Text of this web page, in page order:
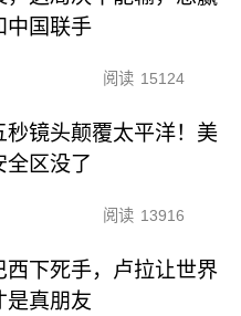
中国联手
阅读 15124
秒镜头颠覆太平洋！美
全区没了
阅读 13916
西下死手，卢拉让世界
是真朋友